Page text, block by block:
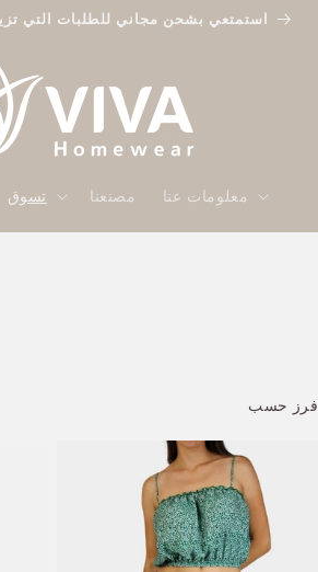
استمتعي بشحن مجاني للطلبات التي تزيد عن 2000
تسوق مصنعنا معلومات عنا